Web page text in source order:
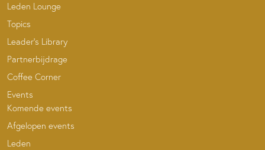
Leden Lounge
Topics
Leader’s Library
Partnerbijdrage
Coffee Corner
Events
Komende events
Afgelopen events
Leden